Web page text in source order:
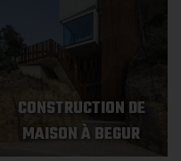
CONSTRUCTION DE
MAISON À BEGUR